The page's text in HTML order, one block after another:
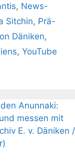
, News-
Sitchin, Prä-
Däniken,
, YouTube